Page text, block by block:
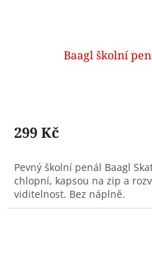
Baagl školní
299 Kč
Pevný školní penál Baagl
chlopní, kapsou na zip a
viditelnost. Bez náplně.